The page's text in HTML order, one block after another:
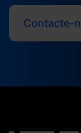
Contacte-